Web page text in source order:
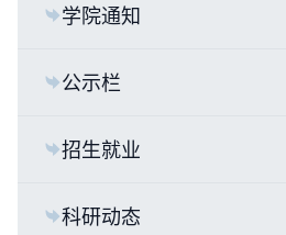
学院通知
公示栏
招生就业
科研动态